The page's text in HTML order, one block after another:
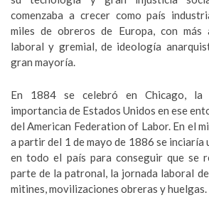
comenzaba a crecer como país
miles de obreros de Europa, con más
laboral y gremial, de ideología
gran mayoría.
En 1884 se celebró en Chicago, la
importancia de Estados Unidos en ese
del American Federation of Labor. En el
a partir del 1 de mayo de 1886 se inciaría
en todo el país para conseguir que se
parte de la patronal, la jornada laboral
mitines, movilizaciones obreras y huelgas.